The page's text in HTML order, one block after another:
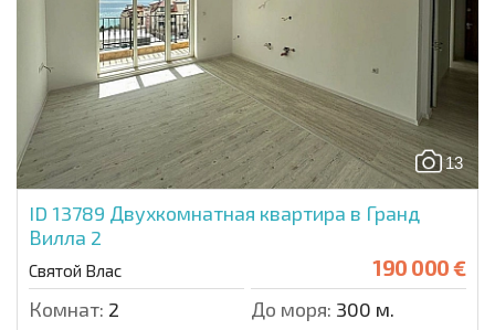
13
ID 13789 Двухкомнатная квартира в Гранд
Вилла 2
Святой Влас 190 000 €
Комнат: 2 До моря: 300 м.